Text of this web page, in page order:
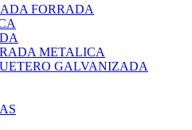
FORRADA
METALICA
GALVANIZADA